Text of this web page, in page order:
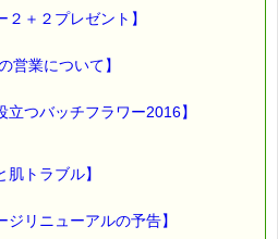
呈ですが、
＋２プレゼント】
営業について】
つバッチフラワー2016】
トラブル】
リニューアルの予告】